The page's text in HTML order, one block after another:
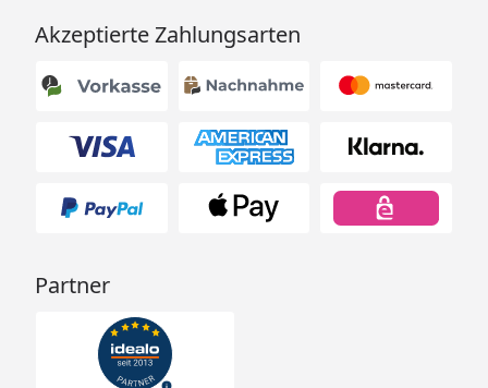
Akzeptierte Zahlungsarten
Partner